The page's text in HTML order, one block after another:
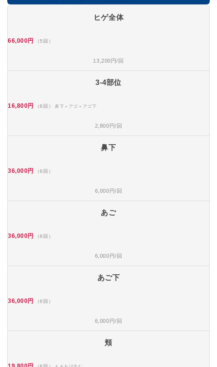
ヒゲ全体
66,000円 （5回）
13,200円/回
3-4部位
16,800円 （6回） 鼻下＋アゴ＋アゴ下
2,800円/回
鼻下
36,000円 （6回）
6,000円/回
あご
36,000円 （6回）
6,000円/回
あご下
36,000円 （6回）
6,000円/回
頬